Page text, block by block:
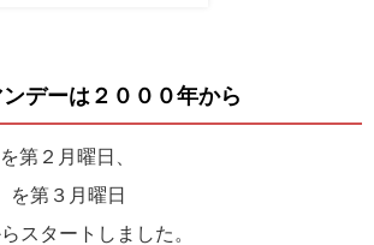
デーは２０００年から
第２月曜日、
を第３月曜日
スタートしました。